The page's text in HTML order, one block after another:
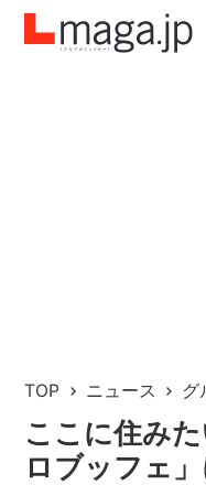
TOP ニュース グ
ここに住み
ロブッフェ